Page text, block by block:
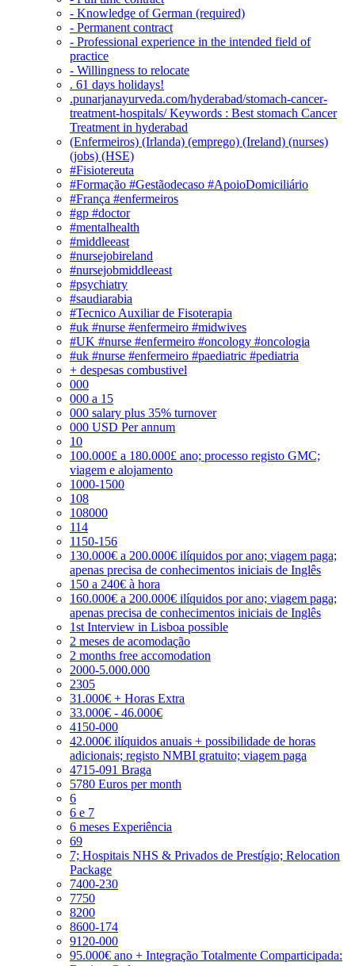
- Knowledge of German (required)
- Permanent contract
- Professional experience in the intended field of
practice
- Willingness to relocate
. 61 days holidays!
.punarjanayurveda.com/hyderabad/stomach-cancer-
treatment-hospitals/ Keywords : Best stomach Cancer
Treatment in hyderabad
(Enfermeiros) (Irlanda) (emprego) (Ireland) (nurses)
(jobs) (HSE)
#Fisiotereuta
#Formação #Gestãodecaso #ApoioDomiciliário
#França #enfermeiros
#gp #doctor
#mentalhealth
#middleeast
#nursejobireland
#nursejobmiddleeast
#psychiatry
#saudiarabia
#Tecnico Auxiliar de Fisoterapia
#uk #nurse #enfermeiro #midwives
#UK #nurse #enfermeiro #oncology #oncologia
#uk #nurse #enfermeiro #paediatric #pediatria
+ despesas combustivel
000
000 a 15
000 salary plus 35% turnover
000 USD Per annum
10
100.000£ a 180.000£ ano; processo registo GMC;
viagem e alojamento
1000-1500
108
108000
114
1150-156
130.000€ a 200.000€ ilíquidos por ano; viagem paga;
apenas precisa de conhecimentos iniciais de Inglês
150 a 240€ à hora
160.000€ a 200.000€ ilíquidos por ano; viagem paga;
apenas precisa de conhecimentos iniciais de Inglês
1st Interview in Lisboa possible
2 meses de acomodação
2 months free accomodation
2000-5.000.000
2305
31.000€ + Horas Extra
33.000€ - 46.000€
4150-000
42.000€ ilíquidos anuais + possibilidade de horas
adicionais; registo NMBI gratuito; viagem paga
4715-091 Braga
5780 Euros per month
6
6 e 7
6 meses Experiência
69
7; Hospitais NHS & Privados de Prestígio; Relocation
Package
7400-230
7750
8200
8600-174
9120-000
95.000€ ano + Integração Totalmente Comparticipada: